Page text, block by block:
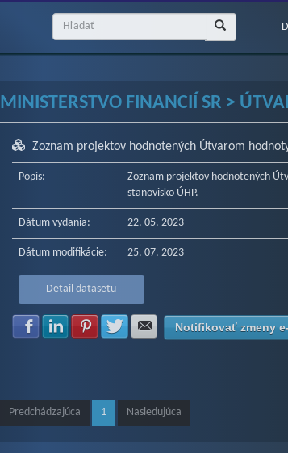
MINISTERSTVO FINANCIÍ SR >
Zoznam projektov hodnotených Útvarom
Popis:
Zoznam projektov hodnotených
stanovisko ÚHP.
Dátum vydania: 22. 05. 2023
Dátum modifikácie: 25. 07. 2023
Detail datasetu
Zdielať na Facebook
Zdielať na LinkedIn
Zdielať na Pinterest
Zdielať na Twitter
Zdielať na E-mail
Notifikovať zmeny
Predchádzajúca 1 Nasledujúca